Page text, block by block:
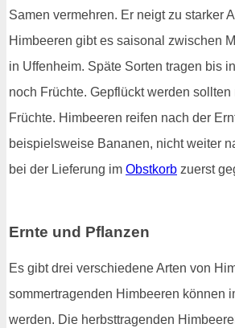
Samen vermehren. Er neigt zu starker
Himbeeren gibt es saisonal zwischen
in Uffenheim. Späte Sorten tragen bis
noch Früchte. Gepflückt werden sollten
Früchte. Himbeeren reifen nach der
beispielsweise Bananen, nicht weiter
bei der Lieferung im Obstkorb zuerst
Ernte und Pflanzen
Es gibt drei verschiedene Arten von
sommertragenden Himbeeren können
werden. Die herbsttragenden